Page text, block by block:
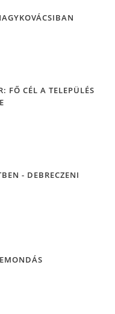
FŐ CÉL A TELEPÜLÉS
- DEBRECZENI